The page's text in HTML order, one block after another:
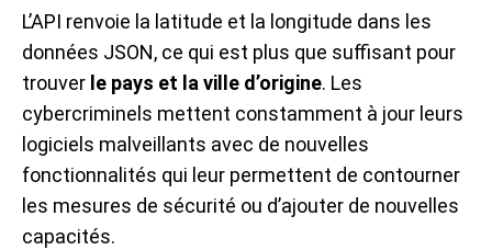
L’API renvoie la latitude et la longitude dans les
données JSON, ce qui est plus que suffisant pour
trouver le pays et la ville d’origine. Les
cybercriminels mettent constamment à jour leurs
logiciels malveillants avec de nouvelles
fonctionnalités qui leur permettent de contourner
les mesures de sécurité ou d’ajouter de nouvelles
capacités.